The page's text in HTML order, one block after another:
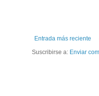
Entrada más reciente
Suscribirse a: Enviar